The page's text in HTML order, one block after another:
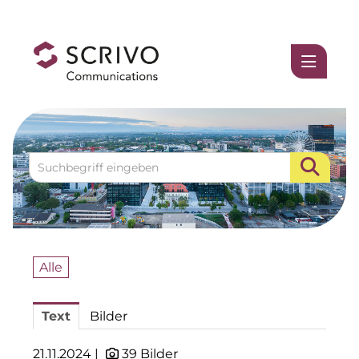
Medienmitteilungen
1337UGC
ACCUMULATA
Accumulata Operations (AOP)
AIM
BHB Unternehmensgruppe
City 1 Group
Clean Intralogistics Net (CIN)
Alle
Text Bilder
21.11.2024 | 39 Bilder